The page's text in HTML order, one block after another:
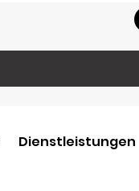
Dienstleistungen